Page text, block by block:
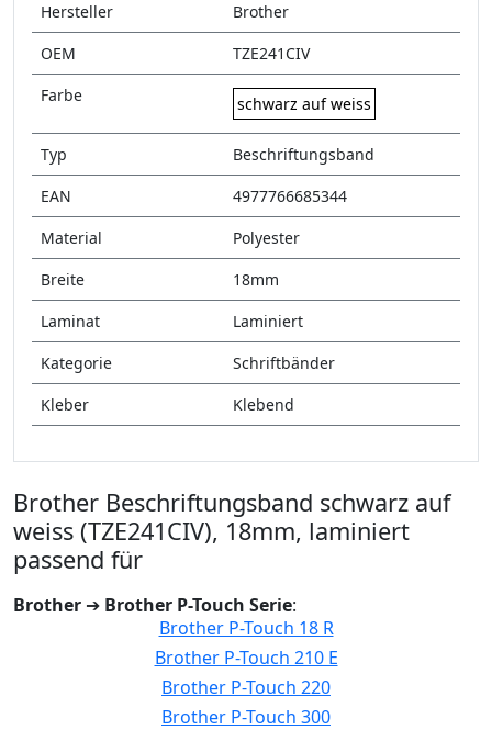
Hersteller
Brother
OEM
TZE241CIV
Farbe
schwarz auf weiss
Typ
Beschriftungsband
EAN
4977766685344
Material
Polyester
Breite
18mm
Laminat
Laminiert
Kategorie
Schriftbänder
Kleber
Klebend
Brother Beschriftungsband schwarz auf
weiss (TZE241CIV), 18mm, laminiert
passend für
Brother ➔ Brother P-Touch Serie:
Brother P-Touch 18 R
Brother P-Touch 210 E
Brother P-Touch 220
Brother P-Touch 300